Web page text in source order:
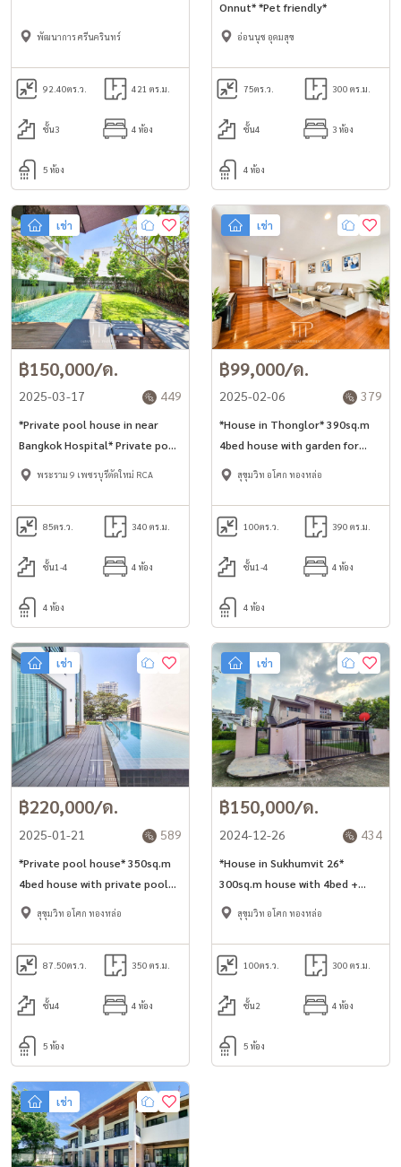
house for rent near Wellington
พัฒนาการ ศรีนครินทร์
92.40ตร.ว. 421 ตร.ม.
ชั้น3 4 ห้อง
5 ห้อง
Onnut* *Pet friendly*
อ่อนนุช อุดมสุข
75ตร.ว. 300 ตร.ม.
ชั้น4 3 ห้อง
4 ห้อง
เช่า
฿150,000/ด.
2025-03-17 449
*Private pool house in near
Bangkok Hospital* Private pool
340sq.m 3+1bed house with
security gate near Bangkok
Hospital.
พระราม 9 เพชรบุรีตัดใหม่ RCA
85ตร.ว. 340 ตร.ม.
ชั้น1-4 4 ห้อง
4 ห้อง
เช่า
฿99,000/ด.
2025-02-06 379
*House in Thonglor* 390sq.m
4bed house with garden for
สุขุมวิท อโศก ทองหล่อ
100ตร.ว. 390 ตร.ม.
ชั้น1-4 4 ห้อง
4 ห้อง
เช่า
฿220,000/ด.
2025-01-21 589
*Private pool house* 350sq.m
4bed house with private pool
and rooftop terrace in
Sukhumvit 49
สุขุมวิท อโศก ทองหล่อ
87.50ตร.ว. 350 ตร.ม.
ชั้น4 4 ห้อง
5 ห้อง
เช่า
฿150,000/ด.
2024-12-26 434
*House in Sukhumvit 26*
300sq.m house with 4bed +
large garden and maid room
for rent *Pet-friendly*
สุขุมวิท อโศก ทองหล่อ
100ตร.ว. 300 ตร.ม.
ชั้น2 4 ห้อง
5 ห้อง
เช่า